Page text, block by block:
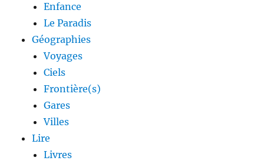
Enfance
Le Paradis
Géographies
Voyages
Ciels
Frontière(s)
Gares
Villes
Lire
Livres